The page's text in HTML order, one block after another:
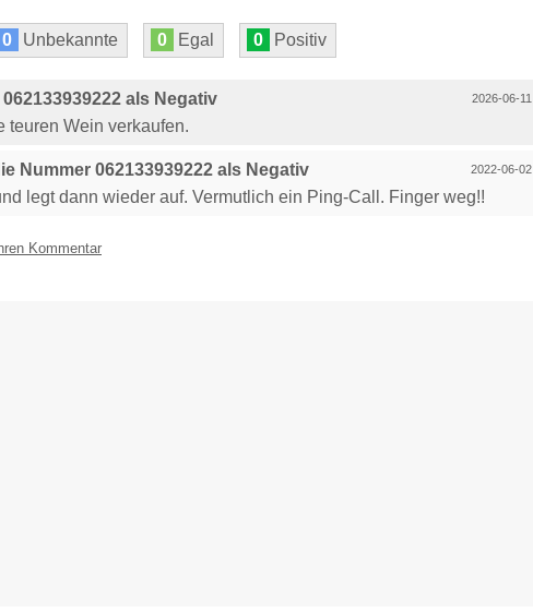
0 Unbekannte 0 Egal 0 Positiv
2026-06-11
als Negativ
teuren Wein verkaufen.
2022-06-02
Nummer 062133939222 als Negativ
legt dann wieder auf. Vermutlich ein Ping-Call. Finger weg!!
Kommentar